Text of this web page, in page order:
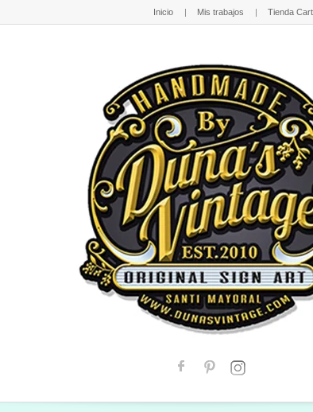
Inicio Mis trabajos Tienda